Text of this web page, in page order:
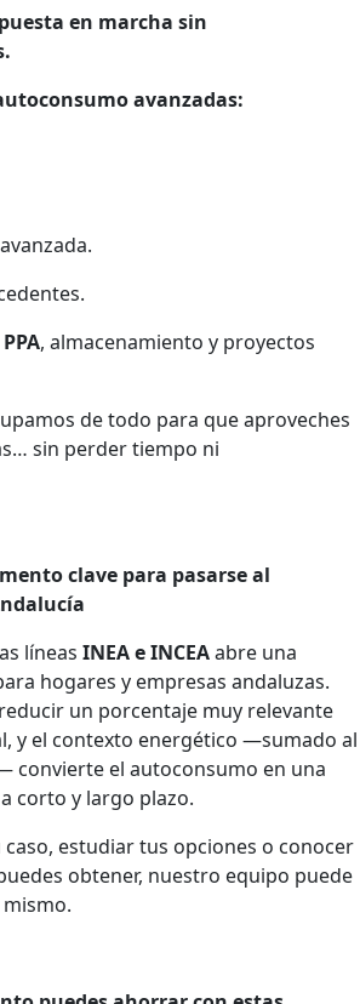
en marcha sin
avanzadas:
PPA, almacenamiento y proyectos
de todo para que aproveches
sin perder tiempo ni
clave para pasarse al
líneas INEA e INCEAabre una
hogares y empresas andaluzas.
un porcentaje muy relevante
y el contexto energético —sumado al
convierte el autoconsumo en una
corto y largo plazo.
estudiar tus opciones o conocer
obtener, nuestro equipo puede